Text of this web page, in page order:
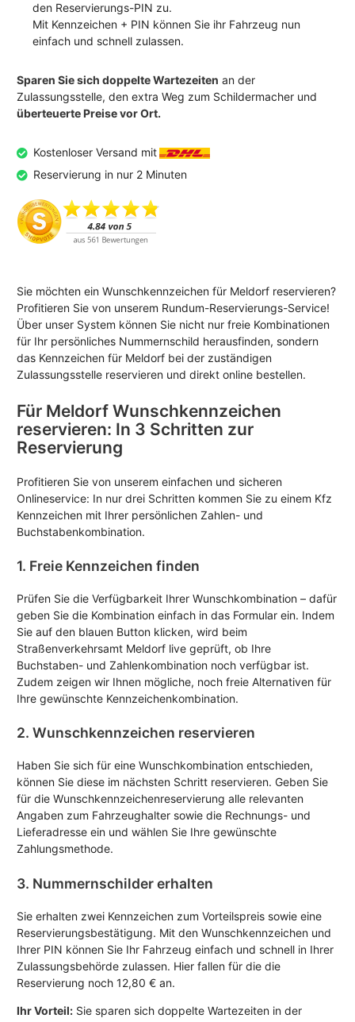
den Reservierungs-PIN zu.
Mit Kennzeichen + PIN können Sie ihr Fahrzeug nun
einfach und schnell zulassen.
Sparen Sie sich doppelte Wartezeiten an der
Zulassungsstelle, den extra Weg zum Schildermacher und
überteuerte Preise vor Ort.
Kostenloser Versand mit
Reservierung in nur 2 Minuten
Sie möchten ein Wunschkennzeichen für Meldorf reservieren?
Profitieren Sie von unserem Rundum-Reservierungs-Service!
Über unser System können Sie nicht nur freie Kombinationen
für Ihr persönliches Nummernschild herausfinden, sondern
das Kennzeichen für Meldorf bei der zuständigen
Zulassungsstelle reservieren und direkt online bestellen.
Für Meldorf Wunschkennzeichen
reservieren: In 3 Schritten zur
Reservierung
Profitieren Sie von unserem einfachen und sicheren
Onlineservice: In nur drei Schritten kommen Sie zu einem Kfz
Kennzeichen mit Ihrer persönlichen Zahlen- und
Buchstabenkombination.
1. Freie Kennzeichen finden
Prüfen Sie die Verfügbarkeit Ihrer Wunschkombination – dafür
geben Sie die Kombination einfach in das Formular ein. Indem
Sie auf den blauen Button klicken, wird beim
Straßenverkehrsamt Meldorf live geprüft, ob Ihre
Buchstaben- und Zahlenkombination noch verfügbar ist.
Zudem zeigen wir Ihnen mögliche, noch freie Alternativen für
Ihre gewünschte Kennzeichenkombination.
2. Wunschkennzeichen reservieren
Haben Sie sich für eine Wunschkombination entschieden,
können Sie diese im nächsten Schritt reservieren. Geben Sie
für die Wunschkennzeichenreservierung alle relevanten
Angaben zum Fahrzeughalter sowie die Rechnungs- und
Lieferadresse ein und wählen Sie Ihre gewünschte
Zahlungsmethode.
3. Nummernschilder erhalten
Sie erhalten zwei Kennzeichen zum Vorteilspreis sowie eine
Reservierungsbestätigung. Mit den Wunschkennzeichen und
Ihrer PIN können Sie Ihr Fahrzeug einfach und schnell in Ihrer
Zulassungsbehörde zulassen. Hier fallen für die die
Reservierung noch 12,80 € an.
Ihr Vorteil: Sie sparen sich doppelte Wartezeiten in der